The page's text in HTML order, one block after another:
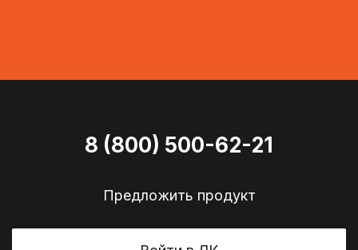
8 (800) 500-62-21
Предложить продукт